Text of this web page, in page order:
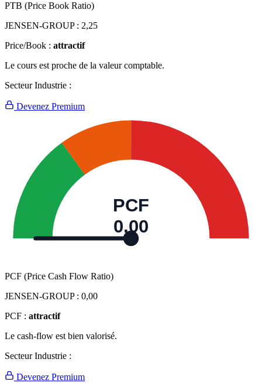
PTB (Price Book Ratio)
JENSEN-GROUP : 2,25
Price/Book : attractif
Le cours est proche de la valeur comptable.
Secteur Industrie :
Devenez Premium
PCF
0,00
PCF (Price Cash Flow Ratio)
JENSEN-GROUP : 0,00
PCF : attractif
Le cash-flow est bien valorisé.
Secteur Industrie :
Devenez Premium